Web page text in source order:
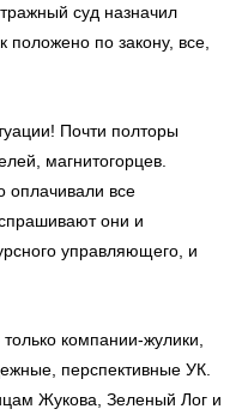
суд назначил
по закону, все,
Почти полторы
магнитогорцев.
оплачивали все
они и
управляющего, и
компании-жулики,
перспективные УК.
Жукова, Зеленый Лог и